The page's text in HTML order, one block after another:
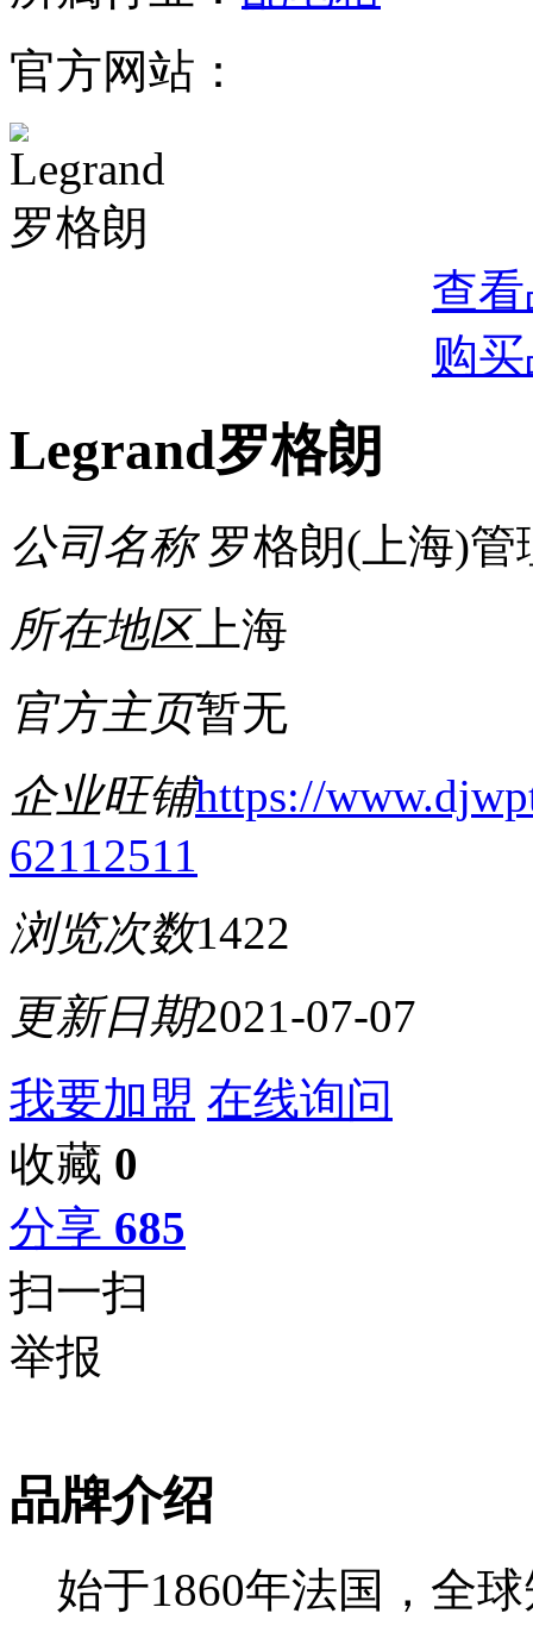
官方网站：
查
购
Legrand罗格朗
公司名称罗格朗(上海)管
所在地区上海
官方主页暂无
企业旺铺https://
62112511
浏览次数1422
更新日期2021-07-07
我要加盟 在线询问
收藏 0
分享 685
扫一扫
举报
品牌介绍
始于1860年法国，全